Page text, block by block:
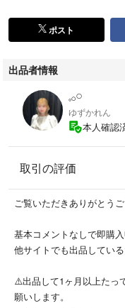
ポスト
出品者情報
𓈒𓂂𓏸
ゆずかれん
本人確認
取引の評価
ご覧いただきありがとう
基本コメントなしで即購入
他サイトでも出品してい
⚠️出品して1ヶ月以上たっ
願いします。